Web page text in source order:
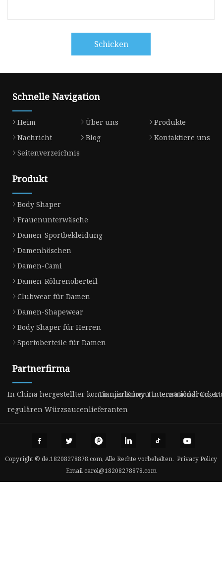
Schicken
Schnelle Navigation
Heim Über uns
Produkte
Nachricht
Blog
Kontaktiere uns
Seitenverzeichnis
Produkt
Body Shaper
Frauenunterwäsche
Damen-Sportbekleidung
Damenhöschen
Damen-Cami
Damen-Röhrenoberteil
Clubwear für Damen
Damen-Shapewear
Body Shaper für Herren
Sportoberteile für Damen
Partnerfirma
In China hergestellter kontinuierlicher Tintenstrahldrucker
Tianjin Kunyu International Co.,
regulären Würzsaucenlieferanten
Copyright © de.18208278878.com, Alle Rechte vorbehalten. Privacy Policy
Emailcarol@18208278878.com